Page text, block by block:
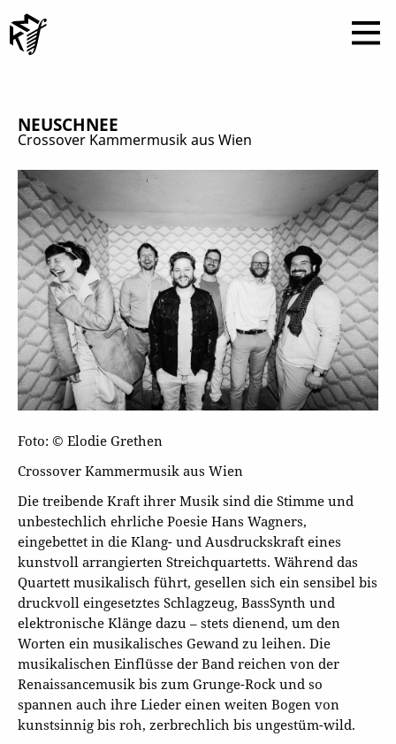
NEUSCHNEE
Crossover Kammermusik aus Wien
Foto: © Elodie Grethen
Crossover Kammermusik aus Wien
Die treibende Kraft ihrer Musik sind die Stimme und
unbestechlich ehrliche Poesie Hans Wagners,
eingebettet in die Klang- und Ausdruckskraft eines
kunstvoll arrangierten Streichquartetts. Während das
Quartett musikalisch führt, gesellen sich ein sensibel bis
druckvoll eingesetztes Schlagzeug, BassSynth und
elektronische Klänge dazu – stets dienend, um den
Worten ein musikalisches Gewand zu leihen. Die
musikalischen Einflüsse der Band reichen von der
Renaissancemusik bis zum Grunge-Rock und so
spannen auch ihre Lieder einen weiten Bogen von
kunstsinnig bis roh, zerbrechlich bis ungestüm-wild.